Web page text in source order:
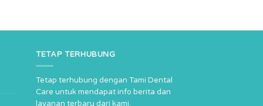
TETAP TERHUBUNG
Tetap terhubung dengan Tami Dental
Care untuk mendapat info berita dan
layanan terbaru dari kami.